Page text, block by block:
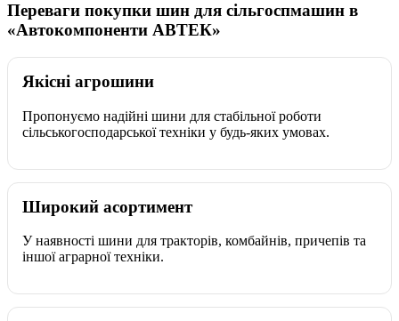
Переваги покупки шин для сільгоспмашин в
«Автокомпоненти АВТЕК»
Якісні агрошини
Пропонуємо надійні шини для стабільної роботи
сільськогосподарської техніки у будь-яких умовах.
Широкий асортимент
У наявності шини для тракторів, комбайнів, причепів та
іншої аграрної техніки.